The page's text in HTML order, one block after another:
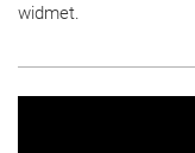
widmet.